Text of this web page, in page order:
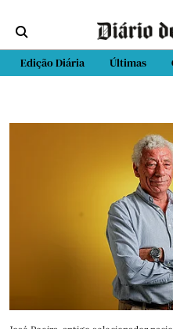
Edição Diária Últimas